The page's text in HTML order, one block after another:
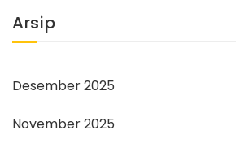
Arsip
Desember 2025
November 2025